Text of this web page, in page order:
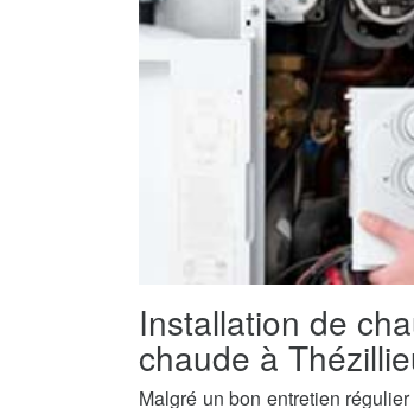
Installation de
chaude à
Malgré un bon entretien